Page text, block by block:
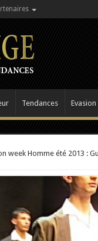
Tendances Evasion
week Homme été 2013 :